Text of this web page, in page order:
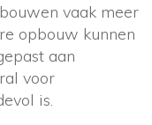
vaak meer
opbouw kunnen
aan
voor
is.